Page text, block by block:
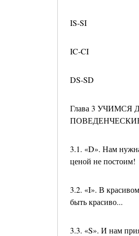
IS-SI
IC-CI
DS-SD
Глава 3
3.1. «D». Нам
ценой не постоим!
3.2. «I». В
быть красиво...
3.3. «S». И нам